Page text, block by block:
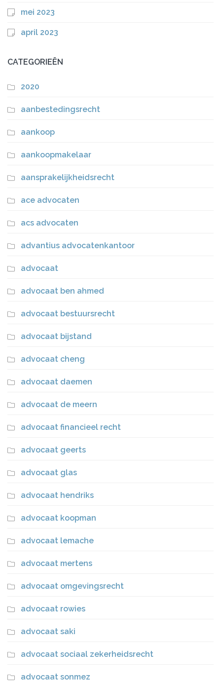
mei 2023
april 2023
CATEGORIEËN
2020
aanbestedingsrecht
aankoop
aankoopmakelaar
aansprakelijkheidsrecht
ace advocaten
acs advocaten
advantius advocatenkantoor
advocaat
advocaat ben ahmed
advocaat bestuursrecht
advocaat bijstand
advocaat cheng
advocaat daemen
advocaat de meern
advocaat financieel recht
advocaat geerts
advocaat glas
advocaat hendriks
advocaat koopman
advocaat lemache
advocaat mertens
advocaat omgevingsrecht
advocaat rowies
advocaat saki
advocaat sociaal zekerheidsrecht
advocaat sonmez